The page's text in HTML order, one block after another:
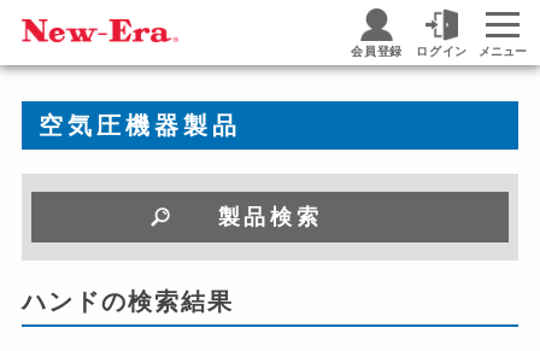
会員登録 ログイン メニュー
空気圧機器製品
製品検索
ハンドの検索結果